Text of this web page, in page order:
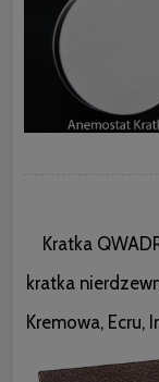
Kratka
kratka
Kremowa, Ecru,